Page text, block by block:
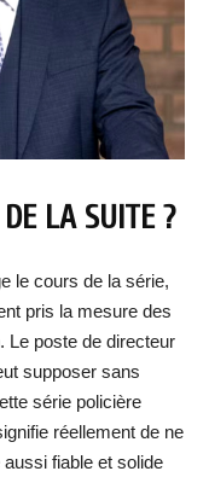
LA SUITE ?
le cours de la série,
pris la mesure des
Le poste de directeur
supposer sans
série policière
réellement de ne
fiable et solide